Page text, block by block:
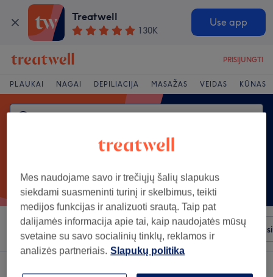
Treatwell
130K
Use app
PRISIJUNGTI
PLAUKAI NAGAI DEPILIACIJA MASAŽAS VEIDAS KŪNAS
Rūšiuoti pagal Prekiniai ženklai Salonai Greiti
Mes naudojame savo ir trečiųjų šalių slapukus
siekdami suasmeninti turinį ir skelbimus, teikti
medijos funkcijas ir analizuoti srautą. Taip pat
dalijamės informacija apie tai, kaip naudojatės mūsų
svetaine su savo socialinių tinklų, reklamos ir
analizės partneriais. Slapukų politika